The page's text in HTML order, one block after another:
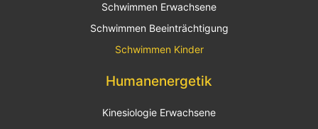
Schwimmen Erwachsene
Schwimmen Beeinträchtigung
Schwimmen Kinder
Humanenergetik
Kinesiologie Erwachsene